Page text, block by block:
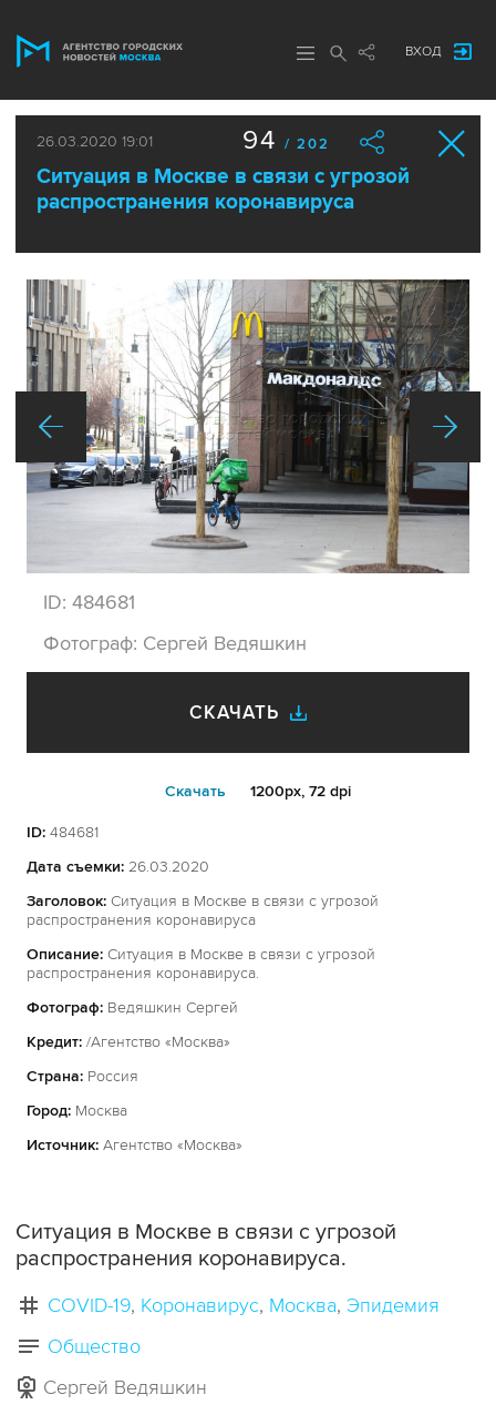
ВХОД
26.03.2020 19:01
Ситуация в Москве в связи с угрозой
распространения коронавируса
94 / 202
ID: 484681
Фотограф: Сергей Ведяшкин
СКАЧАТЬ
Cкачать 1200px, 72 dpi
ID: 484681
Дата съемки: 26.03.2020
Заголовок: Ситуация в Москве в связи с угрозой
распространения коронавируса
Описание: Ситуация в Москве в связи с угрозой
распространения коронавируса.
Фотограф: Ведяшкин Сергей
Кредит: /Агентство «Москва»
Страна: Россия
Город: Москва
Источник: Агентство «Москва»
Ситуация в Москве в связи с угрозой
распространения коронавируса.
COVID-19 Коронавирус Москва Эпидемия
Общество
Сергей Ведяшкин